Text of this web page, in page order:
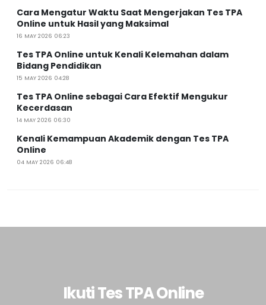
Cara Mengatur Waktu Saat Mengerjakan Tes TPA
Online untuk Hasil yang Maksimal
16 MAY 2026 06:23
Tes TPA Online untuk Kenali Kelemahan dalam
Bidang Pendidikan
15 MAY 2026 04:28
Tes TPA Online sebagai Cara Efektif Mengukur
Kecerdasan
14 MAY 2026 06:30
Kenali Kemampuan Akademik dengan Tes TPA
Online
04 MAY 2026 06:48
Ikuti Tes TPA Online